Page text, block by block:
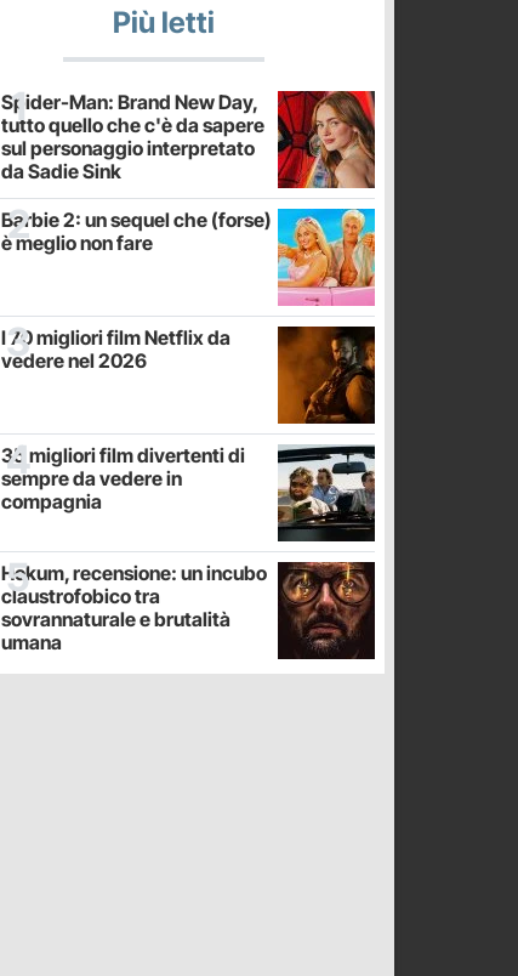
Più letti
Spider-Man: Brand New Day,
tutto quello che c'è da sapere
sul personaggio interpretato
da Sadie Sink
Barbie 2: un sequel che (forse)
è meglio non fare
I 70 migliori film Netflix da
vedere nel 2026
35 migliori film divertenti di
sempre da vedere in
compagnia
Hokum, recensione: un incubo
claustrofobico tra
sovrannaturale e brutalità
umana